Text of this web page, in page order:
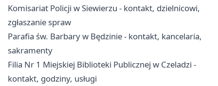
Komisariat Policji w Siewierzu - kontakt, dzielnicowi,
zgłaszanie spraw
Parafia św. Barbary w Będzinie - kontakt, kancelaria,
sakramenty
Filia Nr 1 Miejskiej Biblioteki Publicznej w Czeladzi -
kontakt, godziny, usługi